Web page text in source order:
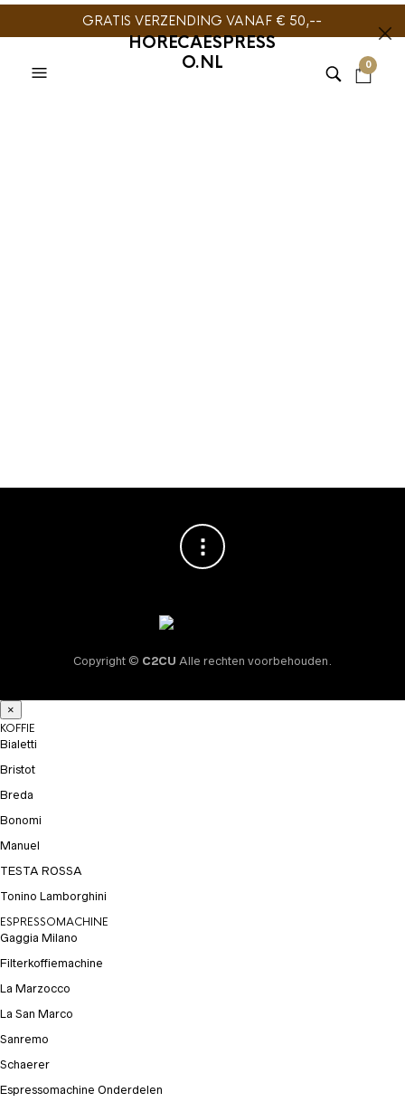
GRATIS VERZENDING VANAF € 50,--
HORECAESPRESS
O.NL
0
Copyright © C2CU Alle rechten voorbehouden.
×
KOFFIE
Bialetti
Bristot
Breda
Bonomi
Manuel
TESTA ROSSA
Tonino Lamborghini
ESPRESSOMACHINE
Gaggia Milano
Filterkoffiemachine
La Marzocco
La San Marco
Sanremo
Schaerer
Espressomachine Onderdelen